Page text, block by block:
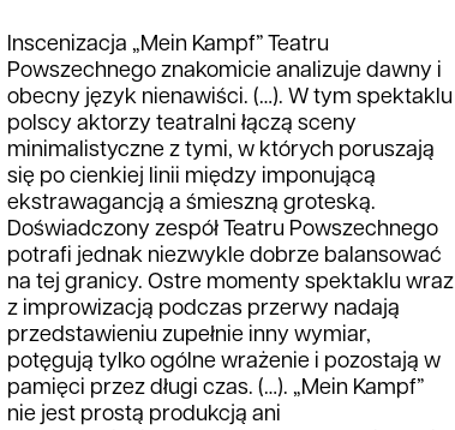
Inscenizacja „Mein Kampf” Teatru
Powszechnego znakomicie analizuje dawny i
obecny język nienawiści. (…). W tym spektaklu
polscy aktorzy teatralni łączą sceny
minimalistyczne z tymi, w których poruszają
się po cienkiej linii między imponującą
ekstrawagancją a śmieszną groteską.
Doświadczony zespół Teatru Powszechnego
potrafi jednak niezwykle dobrze balansować
na tej granicy. Ostre momenty spektaklu wraz
z improwizacją podczas przerwy nadają
przedstawieniu zupełnie inny wymiar,
potęgują tylko ogólne wrażenie i pozostają w
pamięci przez długi czas. (…). „Mein Kampf”
nie jest prostą produkcją ani